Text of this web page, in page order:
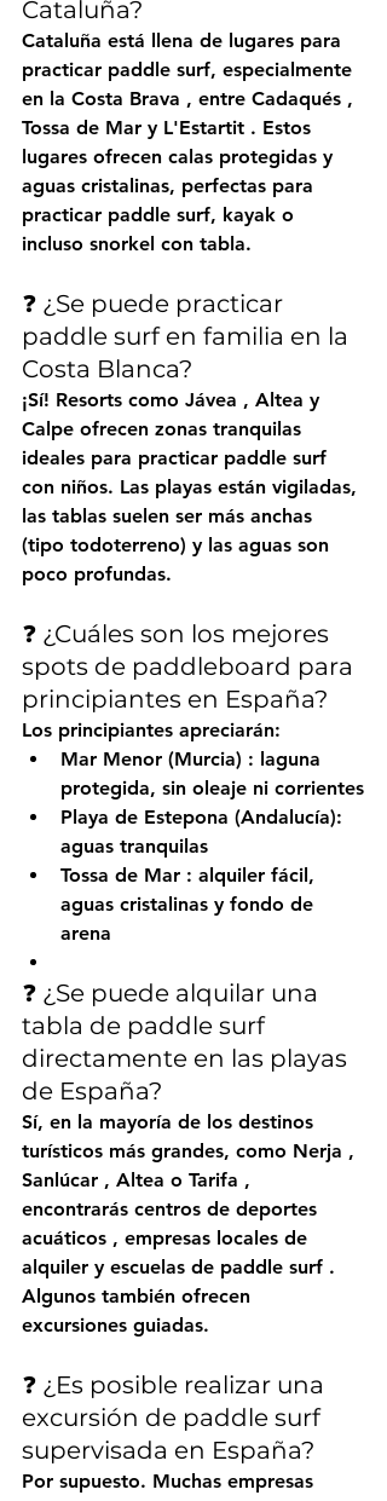
Cataluña?
Cataluña está llena de lugares para
practicar paddle surf, especialmente
en la Costa Brava , entre Cadaqués ,
Tossa de Mar y L'Estartit . Estos
lugares ofrecen calas protegidas y
aguas cristalinas, perfectas para
practicar paddle surf, kayak o
incluso snorkel con tabla.
❓ ¿Se puede practicar
paddle surf en familia en la
Costa Blanca?
¡Sí! Resorts como Jávea , Altea y
Calpe ofrecen zonas tranquilas
ideales para practicar paddle surf
con niños. Las playas están vigiladas,
las tablas suelen ser más anchas
(tipo todoterreno) y las aguas son
poco profundas.
❓ ¿Cuáles son los mejores
spots de paddleboard para
principiantes en España?
Los principiantes apreciarán:
Mar Menor (Murcia) : laguna
protegida, sin oleaje ni corrientes
Playa de Estepona (Andalucía):
aguas tranquilas
Tossa de Mar : alquiler fácil,
aguas cristalinas y fondo de
arena
❓ ¿Se puede alquilar una
tabla de paddle surf
directamente en las playas
de España?
Sí, en la mayoría de los destinos
turísticos más grandes, como Nerja ,
Sanlúcar , Altea o Tarifa ,
encontrarás centros de deportes
acuáticos , empresas locales de
alquiler y escuelas de paddle surf .
Algunos también ofrecen
excursiones guiadas.
❓ ¿Es posible realizar una
excursión de paddle surf
supervisada en España?
Por supuesto. Muchas empresas